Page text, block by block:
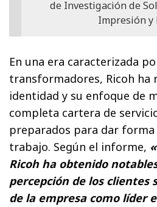
de Investigación de
Impresión y
En una era caracterizada
transformadores, Ricoh ha
identidad y su enfoque de
completa cartera de
preparados para dar
trabajo. Según el informe,
Ricoh ha obtenido
percepción de los clientes
de la empresa como líder